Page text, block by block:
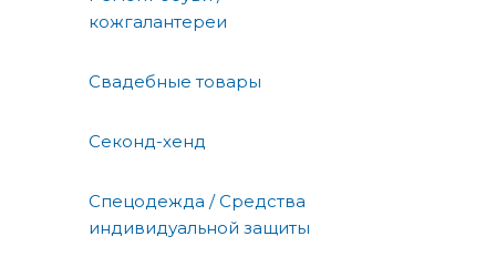
кожгалантереи
Свадебные товары
Секонд-хенд
Спецодежда / Средства
индивидуальной защиты